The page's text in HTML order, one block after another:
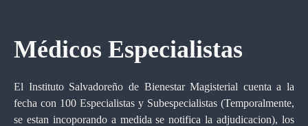
Médicos Especialistas
El Instituto Salvadoreño de Bienestar Magisterial cuenta a la
fecha con 100 Especialistas y Subespecialistas (Temporalmente,
se estan incoporando a medida se notifica la adjudicacion), los